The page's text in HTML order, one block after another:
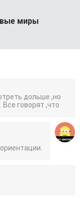
миры
дольше ,но
говорят ,что